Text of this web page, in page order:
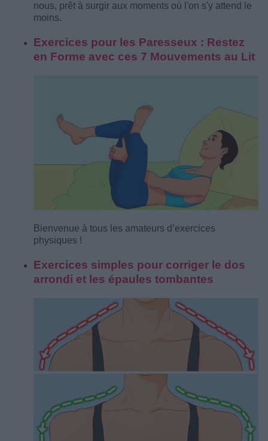
nous, prêt à surgir aux moments où l'on s'y attend le
moins.
Exercices pour les Paresseux : Restez
en Forme avec ces 7 Mouvements au Lit
Bienvenue à tous les amateurs d’exercices
physiques !
Exercices simples pour corriger le dos
arrondi et les épaules tombantes